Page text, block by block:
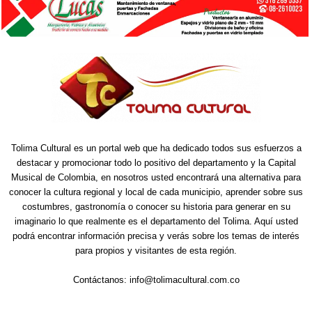
Tolima Cultural es un portal web que ha dedicado todos sus esfuerzos a
destacar y promocionar todo lo positivo del departamento y la Capital
Musical de Colombia, en nosotros usted encontrará una alternativa para
conocer la cultura regional y local de cada municipio, aprender sobre sus
costumbres, gastronomía o conocer su historia para generar en su
imaginario lo que realmente es el departamento del Tolima. Aquí usted
podrá encontrar información precisa y verás sobre los temas de interés
para propios y visitantes de esta región.
Contáctanos: info@tolimacultural.com.co